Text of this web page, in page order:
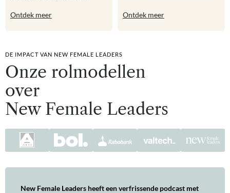
Ontdek meer Ontdek meer
DE IMPACT VAN NEW FEMALE LEADERS
Onze rolmodellen
over
New Female Leaders
New Female Leaders heeft een verfrissende podcast met